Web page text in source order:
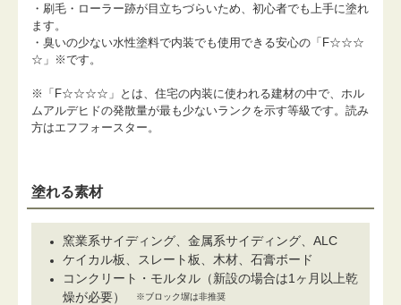
・刷毛・ローラー跡が目立ちづらいため、初心者でも上手に塗れ
ます。
・臭いの少ない水性塗料で内装でも使用できる安心の「F☆☆☆
☆」※です。
※「F☆☆☆☆」とは、住宅の内装に使われる建材の中で、ホル
ムアルデヒドの発散量が最も少ないランクを示す等級です。読み
方はエフフォースター。
塗れる素材
窯業系サイディング、金属系サイディング、ALC
ケイカル板、スレート板、木材、石膏ボード
コンクリート・モルタル（新設の場合は1ヶ月以上乾
燥が必要） ※ブロック塀は非推奨